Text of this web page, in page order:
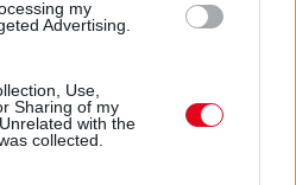
my
Advertising.
Use,
Sharing of my
with the
collected.
vízkövet